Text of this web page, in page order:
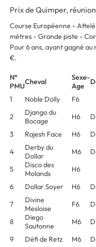
Prix de Quimper,
Course Européenne -
mètres - Grande piste -
Pour 6 ans, ayant gagné
€.
N°
PMUCheval
Sexe-
Age
1
Noble Dolly F6
2
Django du
Bocage
H6
3
Rajesh Face H6
4
Derby du
Dollar
M6
5
Disco des
Molands
H6
6
Dollar Soyer H6
7
Divine
Mesloise
F6
8
Diego
Sautonne
M6
9
Défi de Retz M6